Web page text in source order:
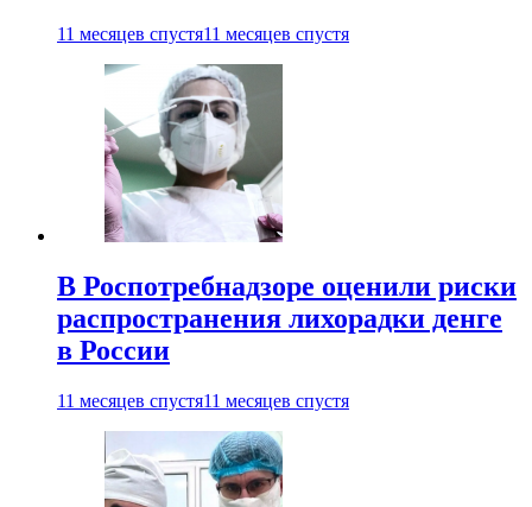
11 месяцев спустя11 месяцев спустя
В Роспотребнадзоре оценили риски
распространения лихорадки денге
в России
11 месяцев спустя11 месяцев спустя